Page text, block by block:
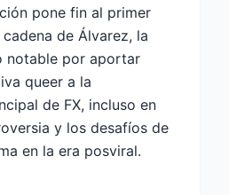
pone fin al primer
de Álvarez, la
notable por aportar
queer a la
de FX, incluso en
y los desafíos de
en la era posviral.